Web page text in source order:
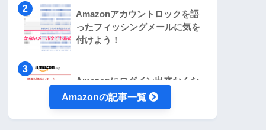
Amazonアカウントロックを語
ったフィッシングメールに気を
付けよう！
Amazonにログイン出来なくな
った時の対処法【2段階認証編】
Amazonの記事一覧